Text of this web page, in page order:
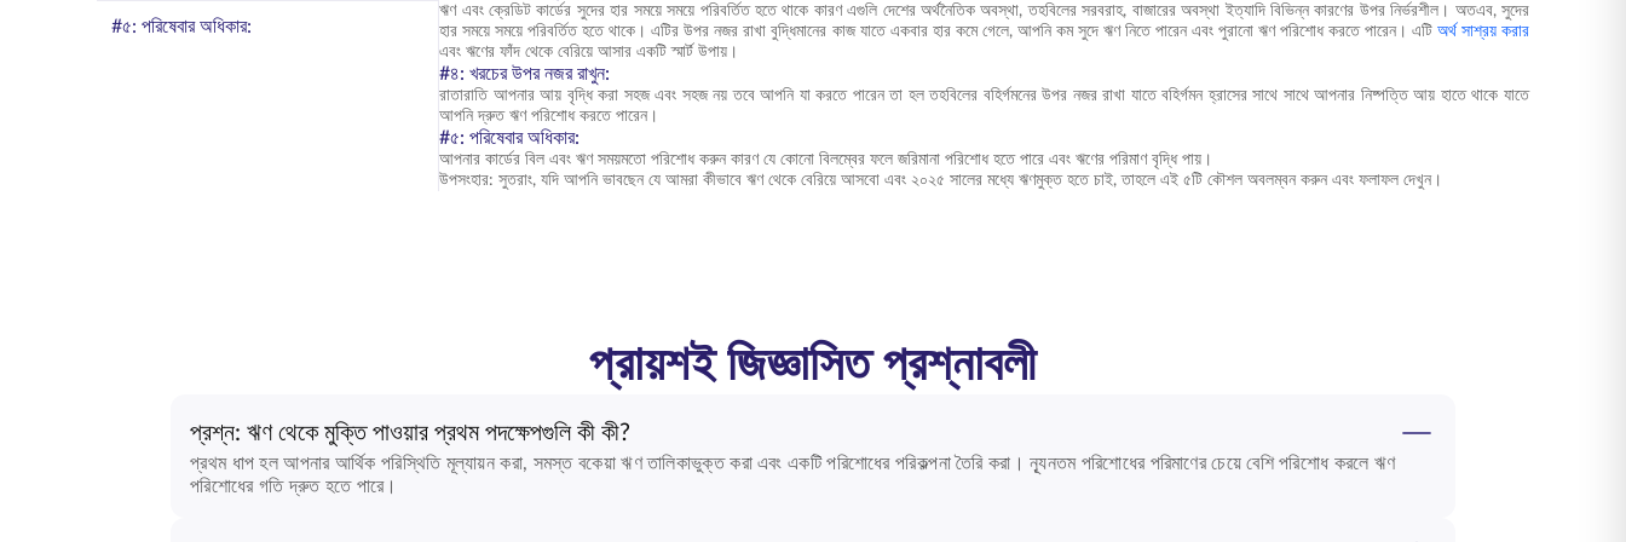
#৫: পরিষেবার অধিকার:
ঋণ এবং ক্রেডিট কার্ডের সুদের হার সময়ে সময়ে পরিবর্তিত হতে থাকে কারণ এগুলি দেশের অর্থনৈতিক অবস্থা, তহবিলের সরবরাহ, বাজারের অবস্থা ইত্যাদি বিভিন্ন কারণের উপর নির্ভরশীল। অতএব, সুদের
হার সময়ে সময়ে পরিবর্তিত হতে থাকে। এটির উপর নজর রাখা বুদ্ধিমানের কাজ যাতে একবার হার কমে গেলে, আপনি কম সুদে ঋণ নিতে পারেন এবং পুরানো ঋণ পরিশোধ করতে পারেন। এটি অর্থ সাশ্রয় করার
এবং ঋণের ফাঁদ থেকে বেরিয়ে আসার একটি স্মার্ট উপায়।
#৪: খরচের উপর নজর রাখুন:
রাতারাতি আপনার আয় বৃদ্ধি করা সহজ এবং সহজ নয় তবে আপনি যা করতে পারেন তা হল তহবিলের বহির্গমনের উপর নজর রাখা যাতে বহির্গমন হ্রাসের সাথে সাথে আপনার নিষ্পত্তি আয় হাতে থাকে যাতে
আপনি দ্রুত ঋণ পরিশোধ করতে পারেন।
#৫: পরিষেবার অধিকার:
আপনার কার্ডের বিল এবং ঋণ সময়মতো পরিশোধ করুন কারণ যে কোনো বিলম্বের ফলে জরিমানা পরিশোধ হতে পারে এবং ঋণের পরিমাণ বৃদ্ধি পায়।
উপসংহার: সুতরাং, যদি আপনি ভাবছেন যে আমরা কীভাবে ঋণ থেকে বেরিয়ে আসবো এবং ২০২৫ সালের মধ্যে ঋণমুক্ত হতে চাই, তাহলে এই ৫টি কৌশল অবলম্বন করুন এবং ফলাফল দেখুন।
প্রায়শই জিজ্ঞাসিত প্রশ্নাবলী
প্রশ্ন: ঋণ থেকে মুক্তি পাওয়ার প্রথম পদক্ষেপগুলি কী কী?
প্রথম ধাপ হল আপনার আর্থিক পরিস্থিতি মূল্যায়ন করা, সমস্ত বকেয়া ঋণ তালিকাভুক্ত করা এবং একটি পরিশোধের পরিকল্পনা তৈরি করা। ন্যূনতম পরিশোধের পরিমাণের চেয়ে বেশি পরিশোধ করলে ঋণ
পরিশোধের গতি দ্রুত হতে পারে।